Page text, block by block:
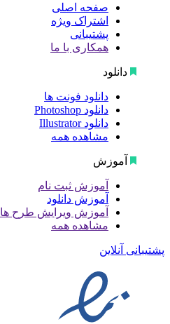
صفحه اصلی
اشتراک ویژه
پشتیبانی
همکاری با ما
دانلود
دانلود فونت ها
دانلود Photoshop
دانلود Illustrator
مشاهده همه
آموزش
آموزش ثبت نام
آموزش دانلود
آموزش ویرایش طرح ها
مشاهده همه
پشتیبانی آنلاین